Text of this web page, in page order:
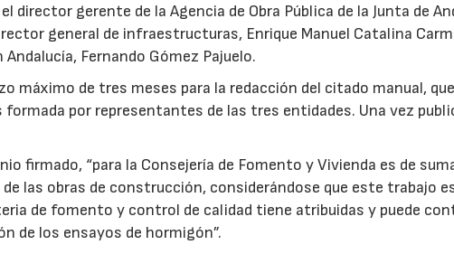
director gerente de la Agencia de Obra Pública de la Junta de
general de infraestructuras, Enrique Manuel Catalina
Fernando Gómez Pajuelo.
máximo de tres meses para la redacción del citado manual,
por representantes de las tres entidades. Una vez
firmado, “para la Consejería de Fomento y Vivienda es de
las obras de construcción, considerándose que este trabajo
de fomento y control de calidad tiene atribuidas y puede
de los ensayos de hormigón”.